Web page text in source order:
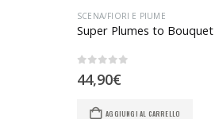
SCENA/FIORI E PIUME
Super Plumes to Bouquet
44,90€
AGGIUNGI AL CARRELLO